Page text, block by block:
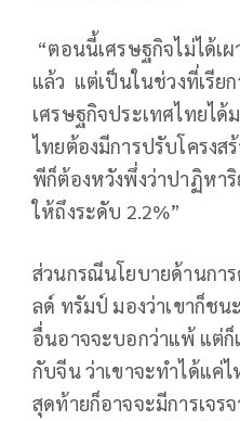
“ตอนนี้เศรษฐกิจไม่ได้เ
แล้ว แต่เป็นในช่วงที่เรีย
เศรษฐกิจประเทศไทยไ
ไทยต้องมีการปรับโครงส
พีก็ต้องหวังพึ่งว่าปาฏิหาริ
ให้ถึงระดับ 2.2%”
ส่วนกรณีนโยบายด้านกา
ลด์ ทรัมป์ มองว่าเขาก็ช
อื่นอาจจะบอกว่าแพ้ แต่ก็
กับจีน ว่าเขาจะทำได้แค่
สุดท้ายก็อาจจะมีการเจร